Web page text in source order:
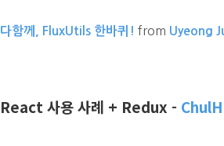
다함께, FluxUtils 한바퀴! from Uyeong
React 사용 사례 + Redux -